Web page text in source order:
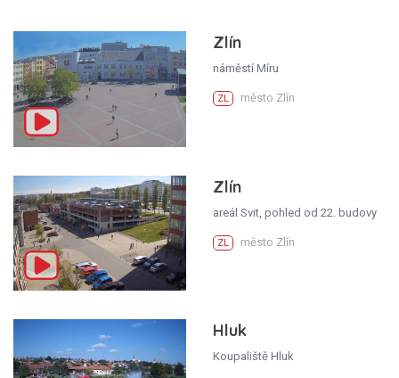
Zlín
náměstí Míru
ZL město Zlín
Zlín
areál Svit, pohled od 22. budovy
ZL město Zlín
Hluk
Koupaliště Hluk